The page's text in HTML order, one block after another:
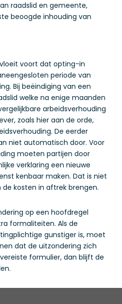
raadslid en gemeente,
beoogde inhouding van
voort dat opting-in
periode van
Bij beëindiging van een
welke na enige maanden
arbeidsverhouding
zoals hier aan de orde,
De eerder
niet automatisch door. Voor
moeten partijen door
verklaring een nieuwe
kenbaar maken. Dat is niet
de kosten in aftrek brengen.
op een hoofdregel
formaliteiten. Als de
gunstiger is, moet
dat de uitzondering zich
formulier, dan blijft de